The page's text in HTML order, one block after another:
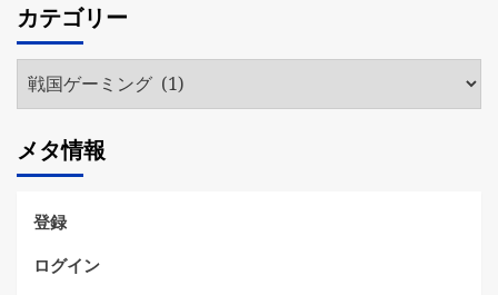
イ
ブ
カテゴリー
カ
テ
リ
ー
メタ情報
登録
ログイン